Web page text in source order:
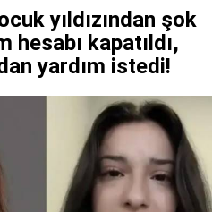
yıldızından şok
kapatıldı,
yardım istedi!